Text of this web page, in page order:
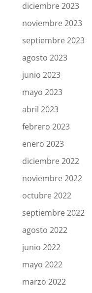
diciembre 2023
noviembre 2023
septiembre 2023
agosto 2023
junio 2023
mayo 2023
abril 2023
febrero 2023
enero 2023
diciembre 2022
noviembre 2022
octubre 2022
septiembre 2022
agosto 2022
junio 2022
mayo 2022
marzo 2022